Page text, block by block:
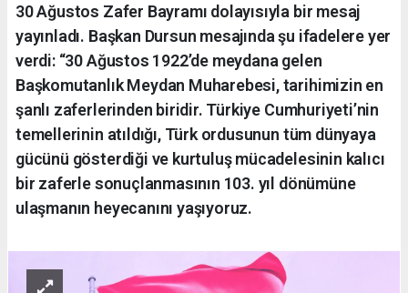
30 Ağustos Zafer Bayramı dolayısıyla bir mesaj
yayınladı. Başkan Dursun mesajında şu ifadelere yer
verdi: “30 Ağustos 1922’de meydana gelen
Başkomutanlık Meydan Muharebesi, tarihimizin en
şanlı zaferlerinden biridir. Türkiye Cumhuriyeti’nin
temellerinin atıldığı, Türk ordusunun tüm dünyaya
gücünü gösterdiği ve kurtuluş mücadelesinin kalıcı
bir zaferle sonuçlanmasının 103. yıl dönümüne
ulaşmanın heyecanını yaşıyoruz.